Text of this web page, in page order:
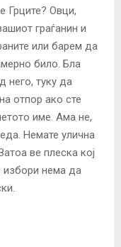
Грците? Овци,
граѓанин и
или барем да
било. Бла
него, туку да
отпор ако сте
име. Ама не,
Немате улична
ве плеска кој
избори нема да